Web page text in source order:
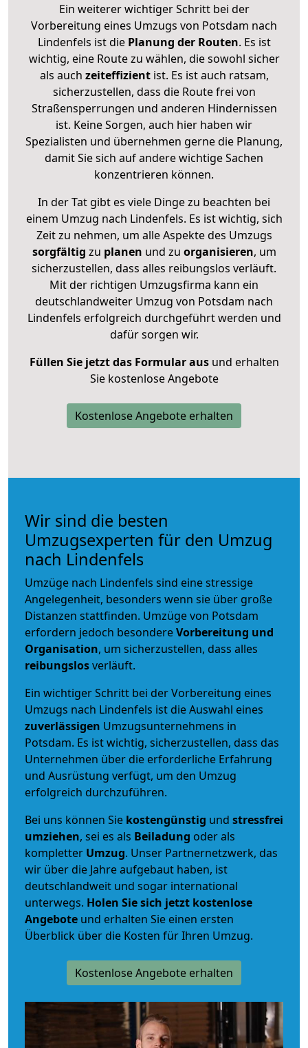
Ein weiterer wichtiger Schritt bei der
Vorbereitung eines Umzugs von Potsdam nach
Lindenfels ist diePlanung der Routen. Es ist
wichtig, eine Route zu wählen, die sowohl sicher
als auch zeiteffizientist. Es ist auch ratsam,
sicherzustellen, dass die Route frei von
Straßensperrungen und anderen Hindernissen
ist. Keine Sorgen, auch hier haben wir
Spezialisten und übernehmen gerne die Planung,
damit Sie sich auf andere wichtige Sachen
konzentrieren können.
In der Tat gibt es viele Dinge zu beachten bei
einem Umzug nach Lindenfels. Es ist wichtig, sich
Zeit zu nehmen, um alle Aspekte des Umzugs
sorgfältig zu planen und zu organisieren, um
sicherzustellen, dass alles reibungslos verläuft.
Mit der richtigen Umzugsfirma kann ein
deutschlandweiter Umzug von Potsdam nach
Lindenfels erfolgreich durchgeführt werden und
dafür sorgen wir.
Füllen Sie jetzt das Formular ausund erhalten
Sie kostenlose Angebote
Kostenlose Angebote erhalten
Wir sind die besten
Umzugsexperten für den Umzug
nach Lindenfels
Umzüge nach Lindenfels sind eine stressige
Angelegenheit, besonders wenn sie über große
Distanzen stattfinden. Umzüge von Potsdam
erfordern jedoch besondereVorbereitung und
Organisation, um sicherzustellen, dass alles
reibungslosverläuft.
Ein wichtiger Schritt bei der Vorbereitung eines
Umzugs nach Lindenfels ist die Auswahl eines
zuverlässigen Umzugsunternehmens in
Potsdam. Es ist wichtig, sicherzustellen, dass das
Unternehmen über die erforderliche Erfahrung
und Ausrüstung verfügt, um den Umzug
erfolgreich durchzuführen.
Bei uns können Sie kostengünstig und stressfrei
umziehen, sei es als Beiladung oder als
kompletter Umzug. Unser Partnernetzwerk, das
wir über die Jahre aufgebaut haben, ist
deutschlandweit und sogar international
unterwegs. Holen Sie sich jetzt kostenlose
Angebote und erhalten Sie einen ersten
Überblick über die Kosten für Ihren Umzug.
Kostenlose Angebote erhalten